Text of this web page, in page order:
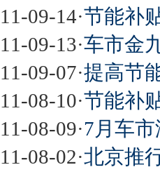
11-09-14·节能补
11-09-13·车市金
11-09-07·提高节
11-08-10·节能补
11-08-09·7月车
11-08-02·北京推